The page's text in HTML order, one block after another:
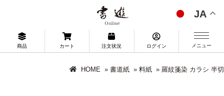
JA
商品 カート 注文状況 ログイン メニュー
HOME » 書道紙 » 料紙 » 羅紋箋染 カラシ 半切